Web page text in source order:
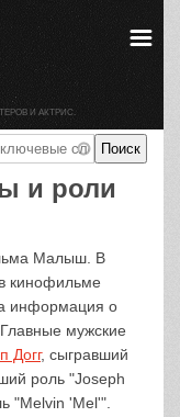
и роли
Малыш. В
кинофильме
информация о
мужские
Догг, сыгравший
роль "Joseph
"Melvin 'Mel'".
И АКТРИС.